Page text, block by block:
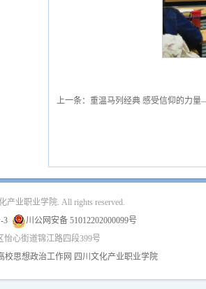
上一条： 重温马列经典 感受信仰的力
产业职业学院. All rights reserved.
3
川公网安备 51012202000099号
怡心街道锦江路四段399号
校思想政治工作网 四川文化产业职业学院